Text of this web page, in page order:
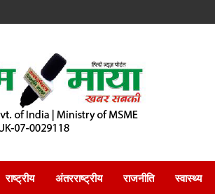
Maya
राष्ट्रीय अंतरराष्ट्रीय राजनीति स्वास्थ्य